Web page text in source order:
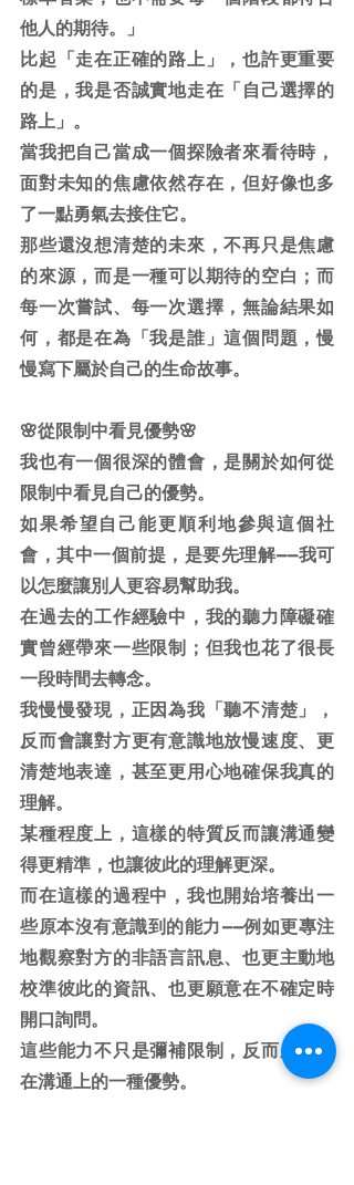
他人的期待。」
比起「走在正確的路上」，也許更重要
的是，我是否誠實地走在「自己選擇的
路上」。
當我把自己當成一個探險者來看待時，
面對未知的焦慮依然存在，但好像也多
了一點勇氣去接住它。
那些還沒想清楚的未來，不再只是焦慮
的來源，而是一種可以期待的空白；而
每一次嘗試、每一次選擇，無論結果如
何，都是在為「我是誰」這個問題，慢
慢寫下屬於自己的生命故事。
🌸從限制中看見優勢🌸
我也有一個很深的體會，是關於如何從
限制中看見自己的優勢。
如果希望自己能更順利地參與這個社
會，其中一個前提，是要先理解——我可
以怎麼讓別人更容易幫助我。
在過去的工作經驗中，我的聽力障礙確
實曾經帶來一些限制；但我也花了很長
一段時間去轉念。
我慢慢發現，正因為我「聽不清楚」，
反而會讓對方更有意識地放慢速度、更
清楚地表達，甚至更用心地確保我真的
理解。
某種程度上，這樣的特質反而讓溝通變
得更精準，也讓彼此的理解更深。
而在這樣的過程中，我也開始培養出一
些原本沒有意識到的能力——例如更專注
地觀察對方的非語言訊息、也更主動地
校準彼此的資訊、也更願意在不確定時
開口詢問。
這些能力不只是彌補限制，反而成為我
在溝通上的一種優勢。